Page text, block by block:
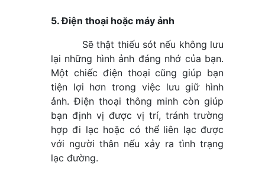
5. Điện thoại hoặc máy ảnh
Sẽ thật thiếu sót nếu không lưu
lại những hình ảnh đáng nhớ của bạn.
Một chiếc điện thoại cũng giúp bạn
tiện lợi hơn trong việc lưu giữ hình
ảnh. Điện thoại thông minh còn giúp
bạn định vị được vị trí, tránh trường
hợp đi lạc hoặc có thể liên lạc được
với người thân nếu xảy ra tình trạng
lạc đường.